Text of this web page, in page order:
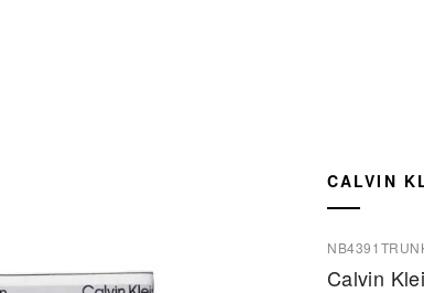
CALVIN
Calvin